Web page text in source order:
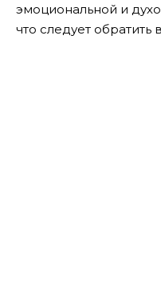
эмоциональной и
что следует обратить